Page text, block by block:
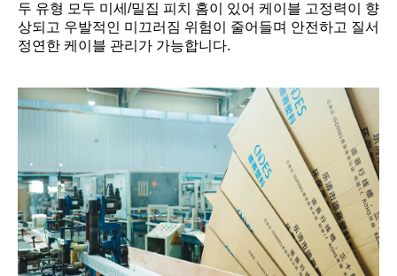
두 유형 모두 미세/밀집 피치 홈이 있어 케이블 고정력이 향
상되고 우발적인 미끄러짐 위험이 줄어들며 안전하고 질서
정연한 케이블 관리가 가능합니다.